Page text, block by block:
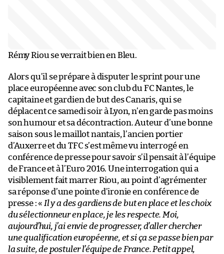
Rémy Riou se verrait bien en Bleu.
Alors qu’il se prépare à disputer le sprint pour une
place européenne avec son club du FC Nantes, le
capitaine et gardien de but des Canaris, qui se
déplacent ce samedi soir à Lyon, n’en garde pas moins
son humour et sa décontraction. Auteur d’une bonne
saison sous le maillot nantais, l’ancien portier
d’Auxerre et du TFC s’est même vu interrogé en
conférence de presse pour savoir s’il pensait à l’équipe
de France et à l’Euro 2016. Une interrogation qui a
visiblement fait marrer Riou, au point d’agrémenter
sa réponse d’une pointe d’ironie en conférence de
presse : « Il y a des gardiens de but en place et les choix
du sélectionneur en place, je les respecte. Moi,
aujourd’hui, j’ai envie de progresser, d’aller chercher
une qualification européenne, et si ça se passe bien par
la suite, de postuler l’équipe de France. Petit appel,